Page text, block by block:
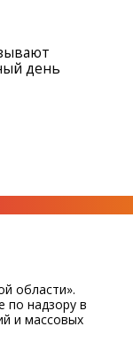
день
области».
по надзору в
и массовых